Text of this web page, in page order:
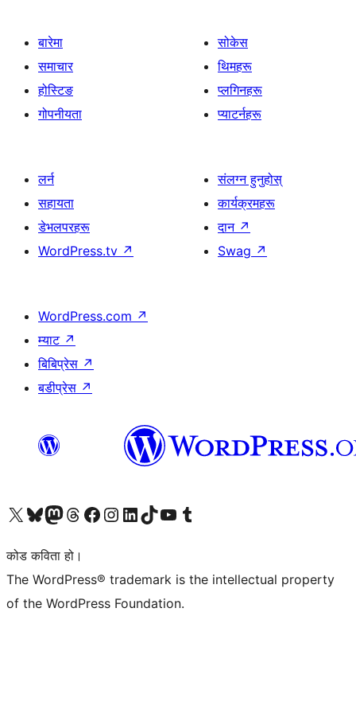
बारेमा
समाचार
होस्टिङ
गोपनीयता
सोकेस
थिमहरू
प्लगिनहरू
प्याटर्नहरू
लर्न
सहायता
डेभलपरहरू
WordPress.tv ↗
संलग्न हुनुहोस्
कार्यक्रमहरू
दान ↗
Swag ↗
WordPress.com ↗
म्याट ↗
बिबिप्रेस ↗
बडीप्रेस ↗
हाम्रो X (पहिले ट्विटर) खातामा जानुहोस्
हाम्रो Bluesky खाता भ्रमण गर्नुहोस्
हाम्रो म्यास्टोडन खाता भ्रमण गर्नुहोस्
हाम्रो थ्रेड्स खातामा जानुहोस्
हाम्रो फेसबुक पेजमा जानुहोस्
हाम्रो इन्स्टाग्राम खातामा जानुहोस्
हाम्रो लिङ्क्डइन खातामा जानुहोस्
हाम्रो TikTok खाता भ्रमण गर्नुहोस्
हाम्रो युट्युब च्यानलमा जानुहोस्
हाम्रो टम्बलर खाता भ्रमण गर्नुहोस्
कोड कविता हो।
The WordPress® trademark is the intellectual property
of the WordPress Foundation.